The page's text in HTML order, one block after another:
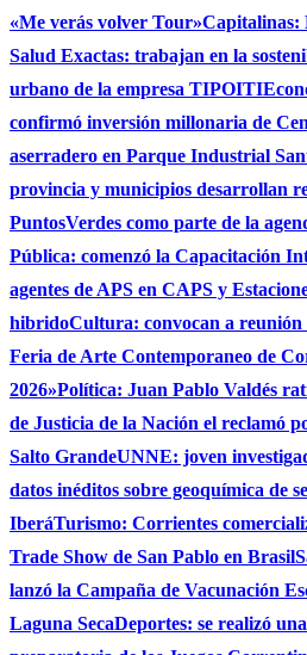
«Me verás volver Tour»Capitalinas:
Salud Exactas: trabajan en la
urbano de la empresa TIPOITI
confirmó inversión millonaria de
aserradero en Parque Industrial
provincia y municipios desarrollan
PuntosVerdes como parte de la
Pública: comenzó la Capacitación
agentes de APS en CAPS y
hibridoCultura: convocan a
Feria de Arte Contemporaneo de
2026»Política: Juan Pablo Valdés
de Justicia de la Nación el reclamó
Salto GrandeUNNE: joven
datos inéditos sobre geoquímica de
IberáTurismo: Corrientes
Trade Show de San Pablo en Brasil
lanzó la Campaña de Vacunación
Laguna SecaDeportes: se realizó